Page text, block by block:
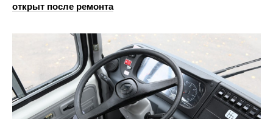
открыт после ремонта